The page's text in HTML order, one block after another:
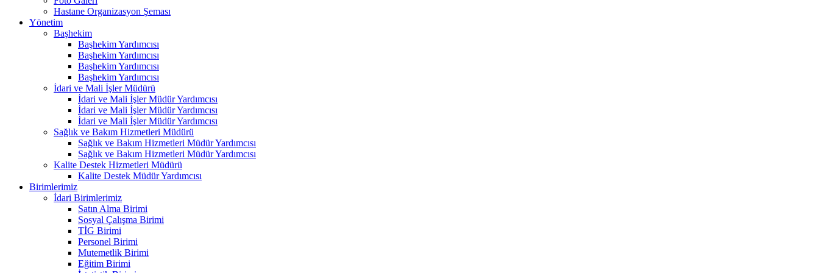
Hastane Organizasyon Şeması
Yönetim
Başhekim
Başhekim Yardımcısı
Başhekim Yardımcısı
Başhekim Yardımcısı
Başhekim Yardımcısı
İdari ve Mali İşler Müdürü
İdari ve Mali İşler Müdür Yardımcısı
İdari ve Mali İşler Müdür Yardımcısı
İdari ve Mali İşler Müdür Yardımcısı
Sağlık ve Bakım Hizmetleri Müdürü
Sağlık ve Bakım Hizmetleri Müdür Yardımcısı
Sağlık ve Bakım Hizmetleri Müdür Yardımcısı
Kalite Destek Hizmetleri Müdürü
Kalite Destek Müdür Yardımcısı
Birimlerimiz
İdari Birimlerimiz
Satın Alma Birimi
Sosyal Çalışma Birimi
TİG Birimi
Personel Birimi
Mutemetlik Birimi
Eğitim Birimi